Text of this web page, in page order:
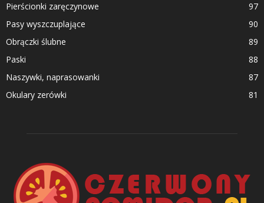
Pierścionki zaręczynowe
97
Pasy wyszczuplające
90
Obrączki ślubne
89
Paski
88
Naszywki, naprasowanki
87
Okulary zerówki
81